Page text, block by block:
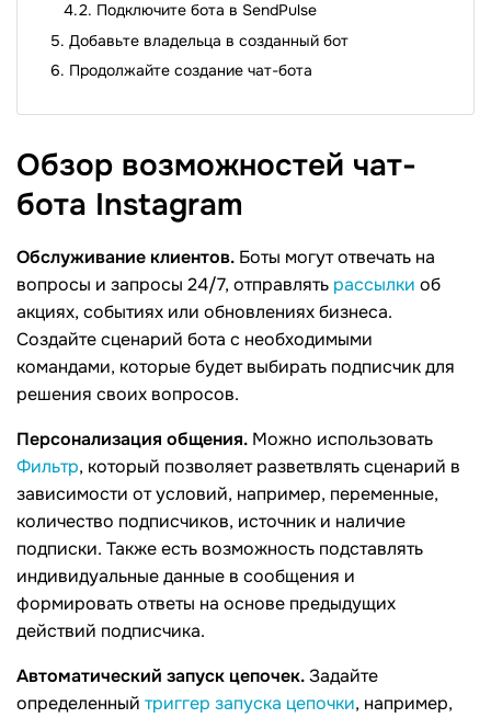
Подключите бота в SendPulse
Добавьте владельца в созданный бот
Продолжайте создание чат-бота
Обзор возможностей чат-
бота Instagram
Обслуживание клиентов. Боты могут отвечать на
вопросы и запросы 24/7, отправлять рассылки об
акциях, событиях или обновлениях бизнеса.
Создайте сценарий бота с необходимыми
командами, которые будет выбирать подписчик для
решения своих вопросов.
Персонализация общения. Можно использовать
Фильтр, который позволяет разветвлять сценарий в
зависимости от условий, например, переменные,
количество подписчиков, источник и наличие
подписки. Также есть возможность подставлять
индивидуальные данные в сообщения и
формировать ответы на основе предыдущих
действий подписчика.
Автоматический запуск цепочек.Задайте
определенный триггер запуска цепочки, например,